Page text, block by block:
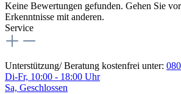
Keine Bewertungen gefunden. Gehen Sie
Erkenntnisse mit anderen.
Service
Unterstützung/ Beratung kostenfrei unter:
Di-Fr, 10:00 - 18:00 Uhr
Sa, Geschlossen